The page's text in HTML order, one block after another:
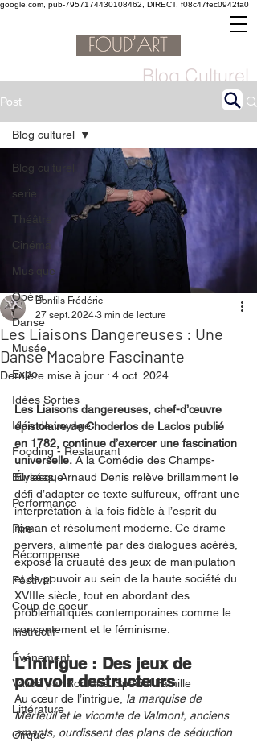
google.com, pub-7957174430108462, DIRECT, f08c47fec0942fa0
Blog Culturel
Post
Blog culturel
serie
Théâtre
Cinéma
Musique
Opéra
Danse
Musée
Expo
Idées Sorties
Idée de voyage
Fooding - Restaurant
Burlesque
Performance
Rire
Récompense
Festival
Coup de coeur
Instructif
Événement
Validé par Romane. Spécial Famille
Littérature
Cirque
Blog culturel
Les Liaisons Dangereuses : Une
Danse Macabre Fascinante
Bonfils Frédéric
27 sept. 2024 3 min de lecture
Dernière mise à jour : 4 oct. 2024
Les Liaisons dangereuses, chef-d’œuvre
épistolaire de Choderlos de Laclos publié
en 1782, continue d’exercer une fascination
universelle. À la Comédie des Champs-
Élysées, Arnaud Denis relève brillamment le
défi d’adapter ce texte sulfureux, offrant une
interprétation à la fois fidèle à l’esprit du
roman et résolument moderne. Ce drame
pervers, alimenté par des dialogues acérés,
expose la cruauté des jeux de manipulation
et de pouvoir au sein de la haute société du
XVIIIe siècle, tout en abordant des
problématiques contemporaines comme le
consentement et le féminisme.
L’intrigue : Des jeux de
pouvoir destructeurs
Au cœur de l’intrigue, la marquise de
Merteuil et le vicomte de Valmont, anciens
amants, ourdissent des plans de séduction